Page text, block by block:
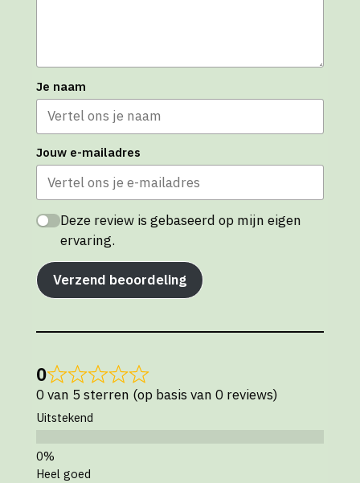
Je naam
Jouw e-mailadres
Deze review is gebaseerd op mijn eigen
ervaring.
Verzend beoordeling
0
0 van 5 sterren (op basis van 0 reviews)
Uitstekend
Heel goed